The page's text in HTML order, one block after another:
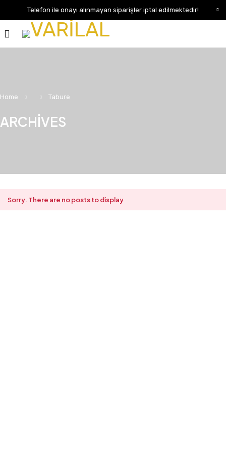
Telefon ile onayı alınmayan siparişler iptal edilmektedir!
Home Tabure
ARCHIVES
Sorry. There are no posts to display